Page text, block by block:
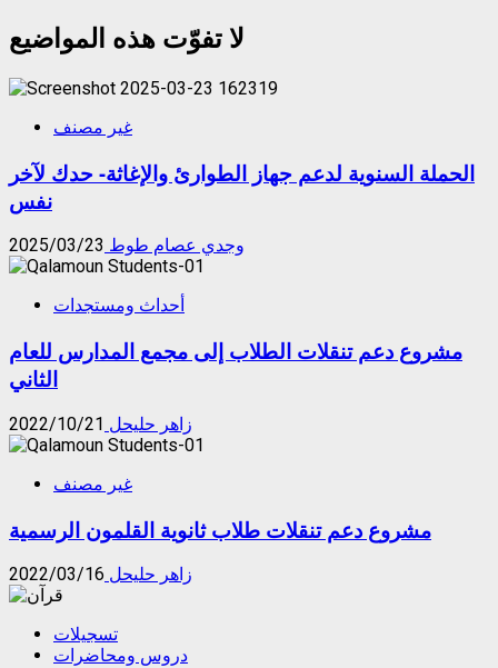
لا تفوّت هذه المواضيع
غير مصنف
الحملة السنوية لدعم جهاز الطوارئ والإغاثة- حدك لآخر
نفس
وجدي عصام طوط 2025/03/23
أحداث ومستجدات
مشروع دعم تنقلات الطلاب إلى مجمع المدارس للعام
الثاني
زاهر حليحل 2022/10/21
غير مصنف
مشروع دعم تنقلات طلاب ثانوية القلمون الرسمية
زاهر حليحل 2022/03/16
تسجيلات
دروس ومحاضرات